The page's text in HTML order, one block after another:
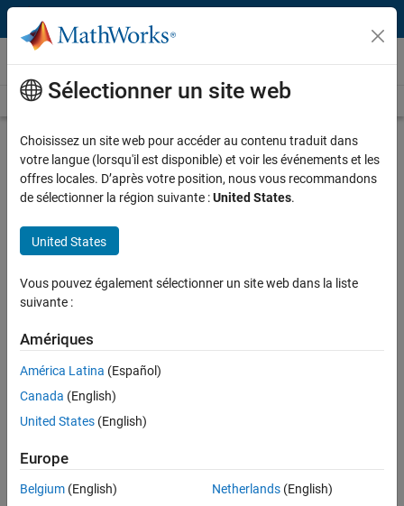
Passer au contenu
Vidéos
Videos Home Search
Play
Description
Published: 14 Aug 2011
Feedback
View more related videos
Sélectionner un site web
Choisissez un site web pour accéder au contenu traduit dans
votre langue (lorsqu'il est disponible) et voir les événements et les
offres locales. D’après votre position, nous vous recommandons
de sélectionner la région suivante :United States.
United States
Vous pouvez également sélectionner un site web dans la liste
suivante :
Amériques
América Latina (Español)
Canada (English)
United States (English)
Europe
Belgium (English)
Netherlands(English)